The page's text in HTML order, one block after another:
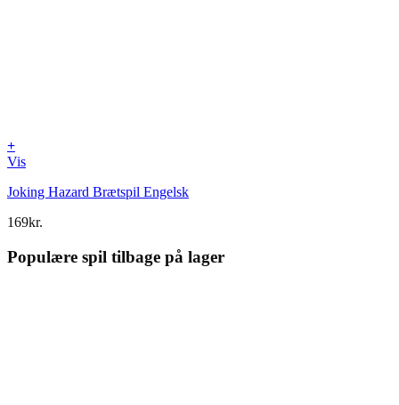
+
Vis
Joking Hazard Brætspil Engelsk
169kr.
Populære spil tilbage på lager